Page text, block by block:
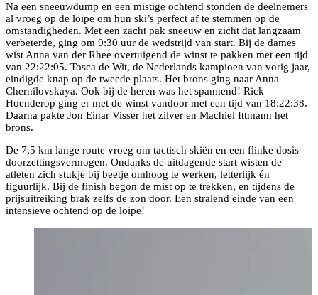
Na een sneeuwdump en een mistige ochtend stonden de deelnemers
al vroeg op de loipe om hun ski’s perfect af te stemmen op de
omstandigheden. Met een zacht pak sneeuw en zicht dat langzaam
verbeterde, ging om 9:30 uur de wedstrijd van start. Bij de dames
wist Anna van der Rhee overtuigend de winst te pakken met een tijd
van 22:22:05. Tosca de Wit, de Nederlands kampioen van vorig jaar,
eindigde knap op de tweede plaats. Het brons ging naar Anna
Chernilovskaya. Ook bij de heren was het spannend! Rick
Hoenderop ging er met de winst vandoor met een tijd van 18:22:38.
Daarna pakte Jon Einar Visser het zilver en Machiel Ittmann het
brons.
De 7,5 km lange route vroeg om tactisch skiën en een flinke dosis
doorzettingsvermogen. Ondanks de uitdagende start wisten de
atleten zich stukje bij beetje omhoog te werken, letterlijk én
figuurlijk. Bij de finish begon de mist op te trekken, en tijdens de
prijsuitreiking brak zelfs de zon door. Een stralend einde van een
intensieve ochtend op de loipe!